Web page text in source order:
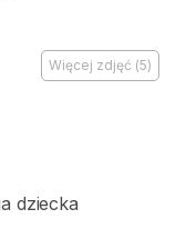
Więcej zdjęć (5)
dziecka